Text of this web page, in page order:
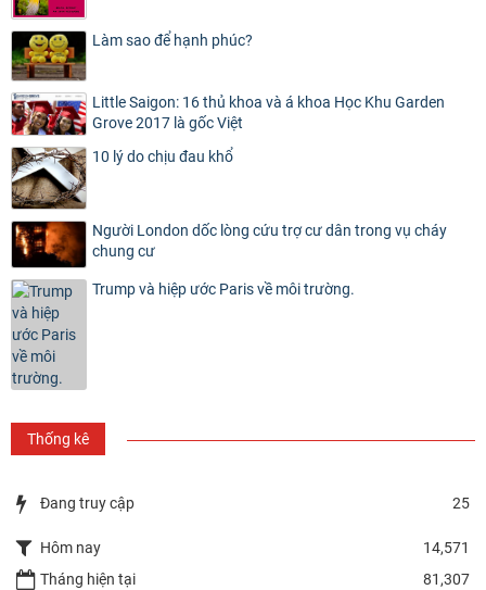
Làm sao để hạnh phúc?
Little Saigon: 16 thủ khoa và á khoa Học Khu Garden
Grove 2017 là gốc Việt
10 lý do chịu đau khổ
Người London dốc lòng cứu trợ cư dân trong vụ cháy
chung cư
Trump và hiệp ước Paris về môi trường.
Thống kê
Đang truy cập 25
Hôm nay
14,571
Tháng hiện tại
81,307